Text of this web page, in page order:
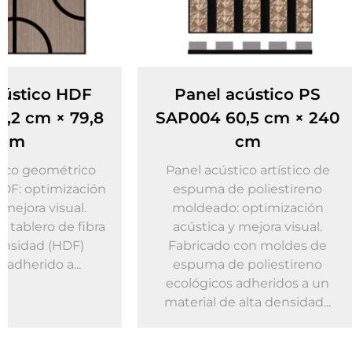
Panel acústico PS
SAP004 60,5 cm × 240
Panel acústico artístico de
espuma de poliestireno
moldeado: optimización
acústica y mejora visual.
Fabricado con moldes de
espuma de poliestireno
ecológicos adheridos a un
material de alta densidad...
Panel
bricolaje
Panel
MDF
mejora
listones de
densidad